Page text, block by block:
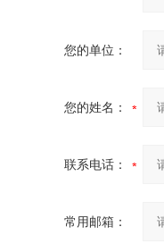
您的单位：
您的姓名：
联系电话：
常用邮箱：